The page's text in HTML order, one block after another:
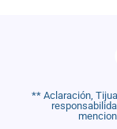
** Aclaración,